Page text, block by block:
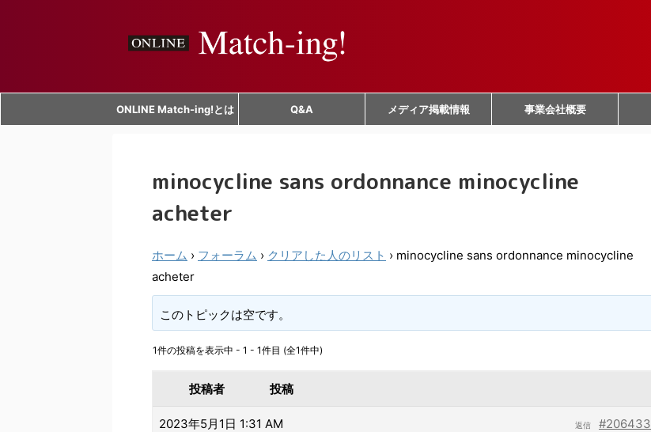
ONLINE Match-ing!とは Q&A メディア掲載情報 事業会社概要
minocycline sans ordonnance minocycline
acheter
ホーム › フォーラム › クリアした人のリスト › minocycline sans ordonnance minocycline
acheter
このトピックは空です。
1件の投稿を表示中 - 1 - 1件目 (全1件中)
投稿者 投稿
2023年5月1日 1:31 AM #206433
返信